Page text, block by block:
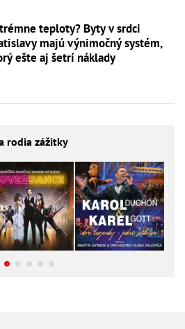
teploty? Byty v srdci
majú výnimočný systém,
ešte aj šetrí náklady
rodia zážitky